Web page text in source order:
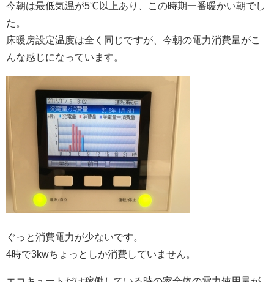
今朝は最低気温が5℃以上あり、この時期一番暖かい朝でし
た。
床暖房設定温度は全く同じですが、今朝の電力消費量がこ
んな感じになっています。
ぐっと消費電力が少ないです。
4時で3kwちょっとしか消費していません。